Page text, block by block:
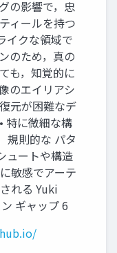
の影響で，忠
ィールを持つ
イクな領域で
のため，真の
も，知覚的に
のエイリアシ
元が困難なデ
特に微細な構
規則的な パタ
ュートや構造
敏感でアーテ
れる Yuki
ギャップ 6